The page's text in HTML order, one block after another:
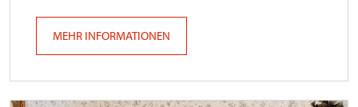
MEHR INFORMATIONEN